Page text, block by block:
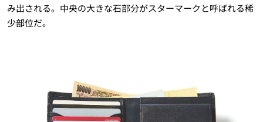
み出される。中央の大きな石部分がスターマークと呼ばれる稀
少部位だ。